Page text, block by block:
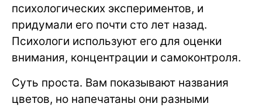
психологических экспериментов, и
придумали его почти сто лет назад.
Психологи используют его для оценки
внимания, концентрации и самоконтроля.
Суть проста. Вам показывают названия
цветов, но напечатаны они разными